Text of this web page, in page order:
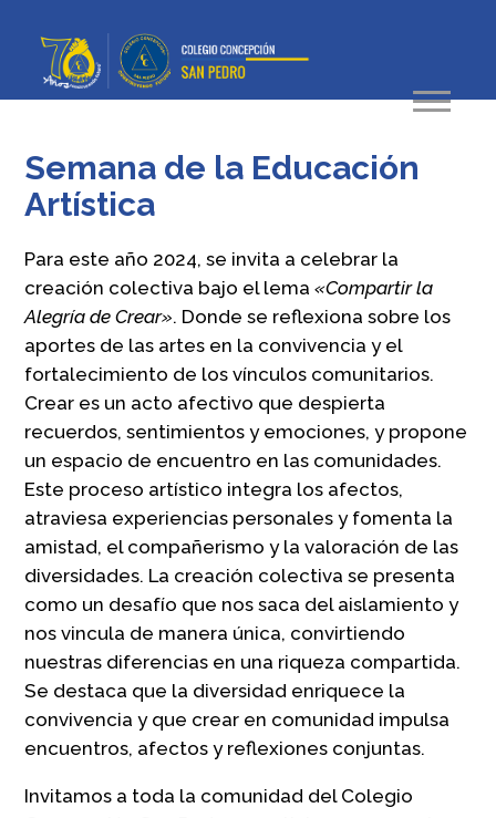
Semana de la Educación
Artística
Para este año 2024, se invita a celebrar la
creación colectiva bajo el lema«Compartir la
Alegría de Crear». Donde se reflexiona sobre los
aportes de las artes en la convivencia y el
fortalecimiento de los vínculos comunitarios.
Crear es un acto afectivo que despierta
recuerdos, sentimientos y emociones, y propone
un espacio de encuentro en las comunidades.
Este proceso artístico integra los afectos,
atraviesa experiencias personales y fomenta la
amistad, el compañerismo y la valoración de las
diversidades. La creación colectiva se presenta
como un desafío que nos saca del aislamiento y
nos vincula de manera única, convirtiendo
nuestras diferencias en una riqueza compartida.
Se destaca que la diversidad enriquece la
convivencia y que crear en comunidad impulsa
encuentros, afectos y reflexiones conjuntas.
Invitamos a toda la comunidad del Colegio